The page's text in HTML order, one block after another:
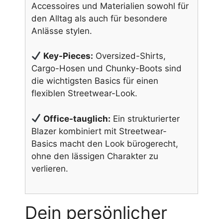
Accessoires und Materialien sowohl für
den Alltag als auch für besondere
Anlässe stylen.
Key-Pieces: Oversized-Shirts,
Cargo-Hosen und Chunky-Boots sind
die wichtigsten Basics für einen
flexiblen Streetwear-Look.
Office-tauglich: Ein strukturierter
Blazer kombiniert mit Streetwear-
Basics macht den Look bürogerecht,
ohne den lässigen Charakter zu
verlieren.
Dein persönlicher